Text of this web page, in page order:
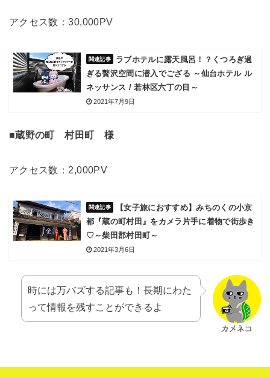
アクセス数：30,000PV
ラブホテルに露天風呂！？くつろぎ過
ぎる贅沢空間に潜入でござる ～仙台ホテル ル
ネッサンス / 若林区六丁の目～
2021年7月9日
■蔵野の町 村田町 様
アクセス数：2,000PV
【女子旅におすすめ】みちのくの小京
都『蔵の町村田』をカメラ片手に着物で街歩き
♡～柴田郡村田町～
2021年3月6日
時には万バズする記事も！長期にわた
って情報を残すことができるよ